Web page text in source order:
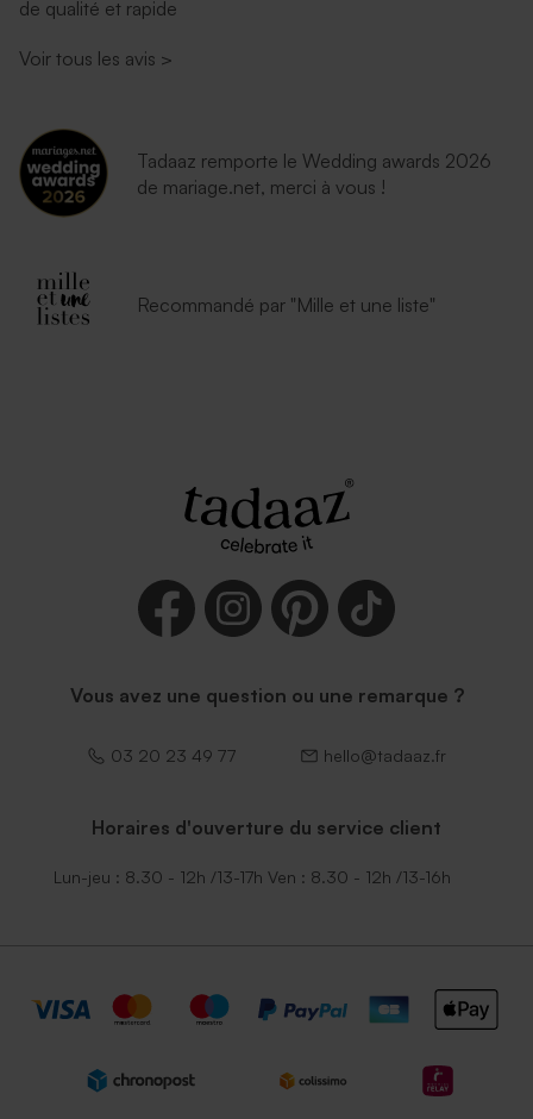
de qualité et rapide
Voir tous les avis >
Tadaaz remporte le Wedding awards 2026
de mariage.net, merci à vous !
Recommandé par "Mille et une liste"
Vous avez une question ou une remarque ?
03 20 23 49 77 hello@tadaaz.fr
Horaires d'ouverture du service client
Lun-jeu : 8.30 - 12h /13-17h Ven : 8.30 - 12h /13-16h